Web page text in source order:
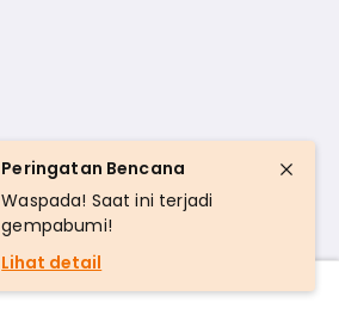
Peringatan Bencana
Waspada! Saat ini terjadi
gempabumi!
Lihat detail